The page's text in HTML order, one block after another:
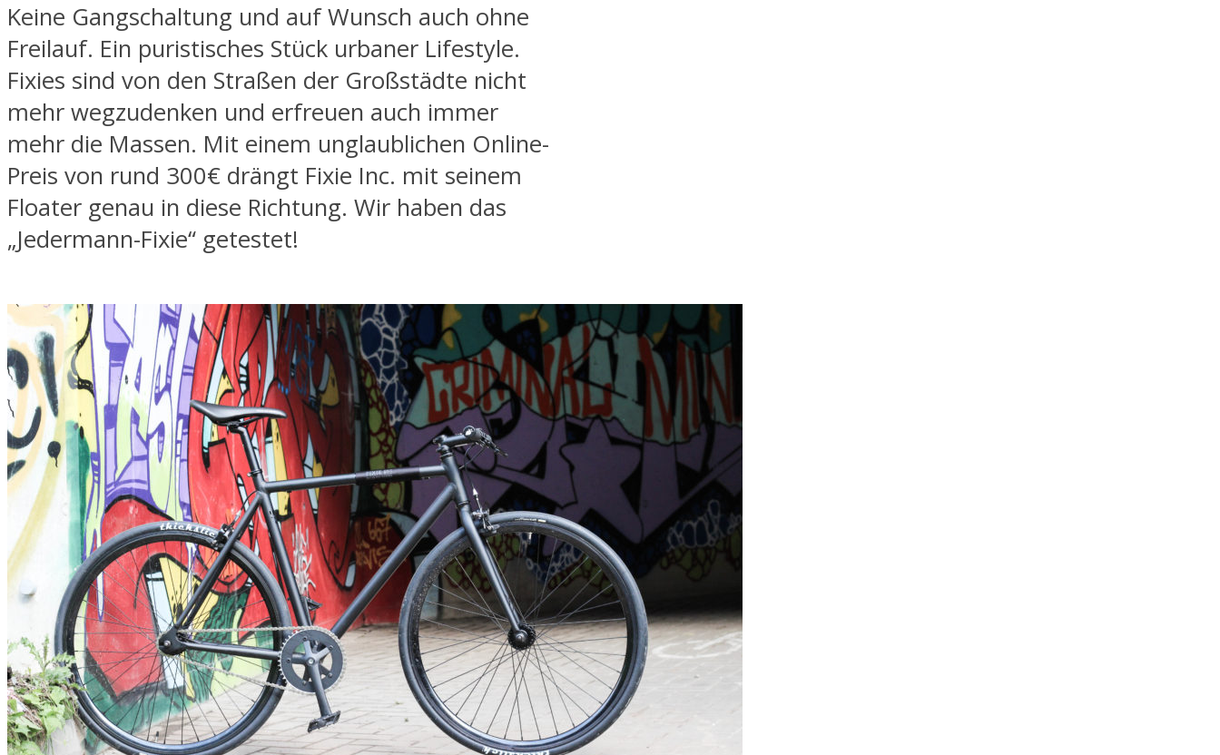
Keine Gangschaltung und auf Wunsch auch ohne
Freilauf. Ein puristisches Stück urbaner Lifestyle.
Fixies sind von den Straßen der Großstädte nicht
mehr wegzudenken und erfreuen auch immer
mehr die Massen. Mit einem unglaublichen Online-
Preis von rund 300€ drängt Fixie Inc. mit seinem
Floater genau in diese Richtung. Wir haben das
„Jedermann-Fixie“ getestet!